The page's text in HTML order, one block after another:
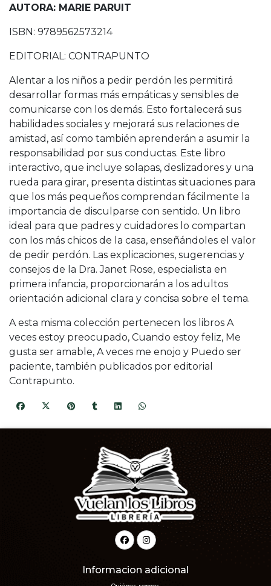
AUTORA: MARIE PARUIT
ISBN: 9789562573214
EDITORIAL: CONTRAPUNTO
Alentar a los niños a pedir perdón les permitirá
desarrollar formas más empáticas y sensibles de
comunicarse con los demás. Esto fortalecerá sus
habilidades sociales y mejorará sus relaciones de
amistad, así como también aprenderán a asumir la
responsabilidad por sus conductas. Este libro
interactivo, que incluye solapas, deslizadores y una
rueda para girar, presenta distintas situaciones para
que los más pequeños comprendan fácilmente la
importancia de disculparse con sentido. Un libro
ideal para que padres y cuidadores lo compartan
con los más chicos de la casa, enseñándoles el valor
de pedir perdón. Las explicaciones, sugerencias y
consejos de la Dra. Janet Rose, especialista en
primera infancia, proporcionarán a los adultos
orientación adicional clara y concisa sobre el tema.
A esta misma colección pertenecen los libros A
veces estoy preocupado, Cuando estoy feliz, Me
gusta ser amable, A veces me enojo y Puedo ser
paciente, también publicados por editorial
Contrapunto.
Informacion adicional